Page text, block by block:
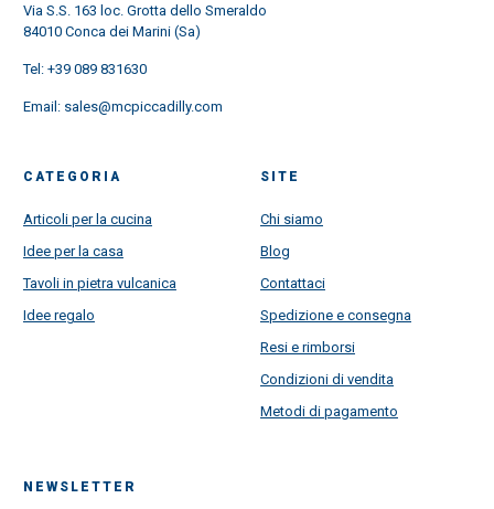
Via S.S. 163 loc. Grotta dello Smeraldo
84010 Conca dei Marini (Sa)
Tel: +39 089 831630
Email: sales@mcpiccadilly.com
CATEGORIA
Articoli per la cucina
Idee per la casa
Tavoli in pietra vulcanica
Idee regalo
SITE
Chi siamo
Blog
Contattaci
Spedizione e consegna
Resi e rimborsi
Condizioni di vendita
Metodi di pagamento
NEWSLETTER